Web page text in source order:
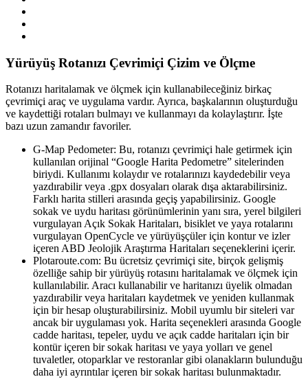
Yürüyüş Rotanızı Çevrimiçi Çizim ve Ölçme
Rotanızı haritalamak ve ölçmek için kullanabileceğiniz birkaç
çevrimiçi araç ve uygulama vardır. Ayrıca, başkalarının oluşturduğu
ve kaydettiği rotaları bulmayı ve kullanmayı da kolaylaştırır. İşte
bazı uzun zamandır favoriler.
G-Map Pedometer: Bu, rotanızı çevrimiçi hale getirmek için
kullanılan orijinal “Google Harita Pedometre” sitelerinden
biriydi. Kullanımı kolaydır ve rotalarınızı kaydedebilir veya
yazdırabilir veya .gpx dosyaları olarak dışa aktarabilirsiniz.
Farklı harita stilleri arasında geçiş yapabilirsiniz. Google
sokak ve uydu haritası görünümlerinin yanı sıra, yerel bilgileri
vurgulayan Açık Sokak Haritaları, bisiklet ve yaya rotalarını
vurgulayan OpenCycle ve yürüyüşçüler için kontur ve izler
içeren ABD Jeolojik Araştırma Haritaları seçeneklerini içerir.
Plotaroute.com: Bu ücretsiz çevrimiçi site, birçok gelişmiş
özelliğe sahip bir yürüyüş rotasını haritalamak ve ölçmek için
kullanılabilir. Aracı kullanabilir ve haritanızı üyelik olmadan
yazdırabilir veya haritaları kaydetmek ve yeniden kullanmak
için bir hesap oluşturabilirsiniz. Mobil uyumlu bir siteleri var
ancak bir uygulaması yok. Harita seçenekleri arasında Google
cadde haritası, tepeler, uydu ve açık cadde haritaları için bir
kontür içeren bir sokak haritası ve yaya yolları ve genel
tuvaletler, otoparklar ve restoranlar gibi olanakların bulunduğu
daha iyi ayrıntılar içeren bir sokak haritası bulunmaktadır.